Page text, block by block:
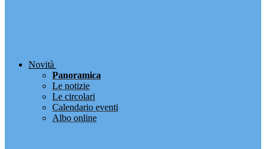
Novità
Panoramica
Le notizie
Le circolari
Calendario eventi
Albo online